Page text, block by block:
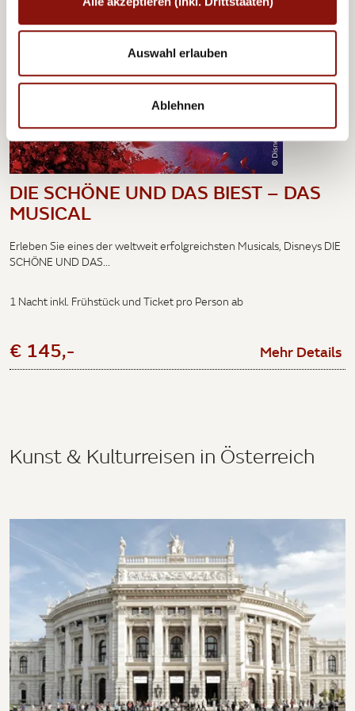
Auswahl erlauben
Ablehnen
DIE SCHÖNE UND DAS BIEST – DAS
MUSICAL
Erleben Sie eines der weltweit erfolgreichsten Musicals, Disneys DIE
SCHÖNE UND DAS...
1 Nacht inkl. Frühstück und Ticket pro Person ab
€ 145,- Mehr Details
Kunst & Kulturreisen in Österreich